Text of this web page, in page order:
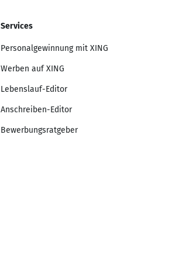
Services
Personalgewinnung mit XING
Werben auf XING
Lebenslauf-Editor
Anschreiben-Editor
Bewerbungsratgeber